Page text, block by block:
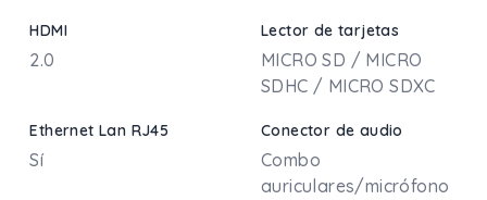
HDMI
2.0
Lector de tarjetas
MICRO SD / MICRO
SDHC / MICRO SDXC
Ethernet Lan RJ45
Sí
Conector de audio
Combo
auriculares/micrófono